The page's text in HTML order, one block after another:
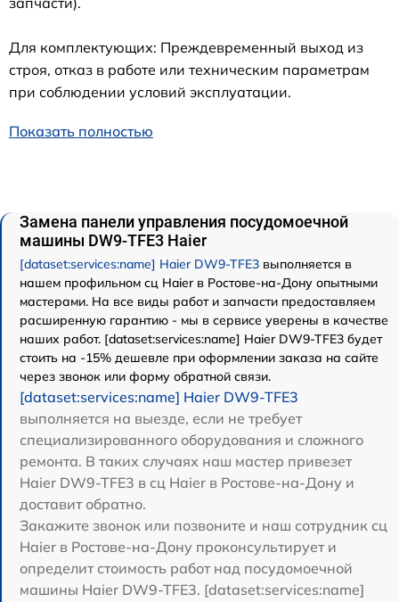
Для комплектующих: Преждевременный выход из
строя, отказ в работе или техническим параметрам
при соблюдении условий эксплуатации.
Показать полностью
Замена панели управления посудомоечной
машины DW9-TFE3 Haier
[dataset:services:name] Haier DW9-TFE3 выполняется в
нашем профильном сц Haier в Ростове-на-Дону опытными
мастерами. На все виды работ и запчасти предоставляем
расширенную гарантию - мы в сервисе уверены в качестве
наших работ. [dataset:services:name] Haier DW9-TFE3 будет
стоить на -15% дешевле при оформлении заказа на сайте
через звонок или форму обратной связи.
[dataset:services:name] Haier DW9-TFE3
выполняется на выезде, если не требует
специализированного оборудования и сложного
ремонта. В таких случаях наш мастер привезет
Haier DW9-TFE3 в сц Haier в Ростове-на-Дону и
доставит обратно.
Закажите звонок или позвоните и наш сотрудник сц
Haier в Ростове-на-Дону проконсультирует и
определит стоимость работ над посудомоечной
машины Haier DW9-TFE3. [dataset:services:name]